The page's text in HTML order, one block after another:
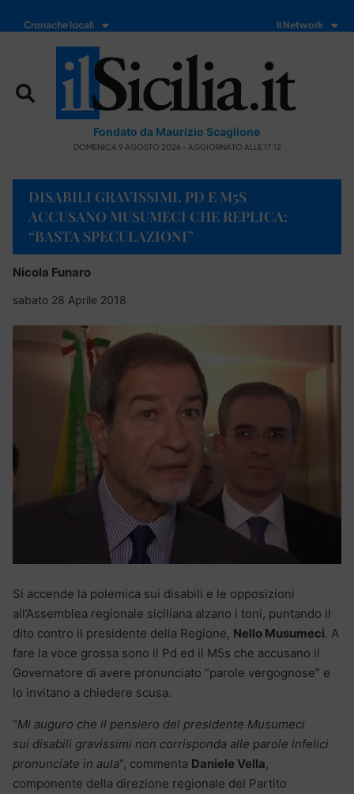
Cronache locali Il Network
Fondato da Maurizio Scaglione
DOMENICA 9 AGOSTO 2026 - AGGIORNATO ALLE 17:12
DISABILI GRAVISSIMI. PD E M5S
ACCUSANO MUSUMECI CHE REPLICA:
“BASTA SPECULAZIONI”
Nicola Funaro
sabato 28 Aprile 2018
Si accende la polemica sui disabili e le opposizioni
all’Assemblea regionale siciliana alzano i toni, puntando il
dito contro il presidente della Regione, Nello Musumeci. A
fare la voce grossa sono il Pd ed il M5s che accusano il
Governatore di avere pronunciato “parole vergognose” e
lo invitano a chiedere scusa.
“Mi auguro che il pensiero del presidente Musumeci
sui disabili gravissimi non corrisponda alle parole infelici
pronunciate in aula“, commenta Daniele Vella,
componente della direzione regionale del Partito